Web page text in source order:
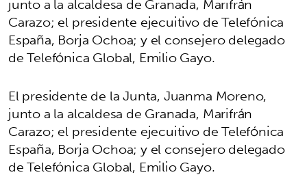
Carazo; el presidente ejecuitivo de Telefónica
España, Borja Ochoa; y el consejero delegado
de Telefónica Global, Emilio Gayo.
El presidente de la Junta, Juanma Moreno,
junto a la alcaldesa de Granada, Marifrán
Carazo; el presidente ejecuitivo de Telefónica
España, Borja Ochoa; y el consejero delegado
de Telefónica Global, Emilio Gayo.